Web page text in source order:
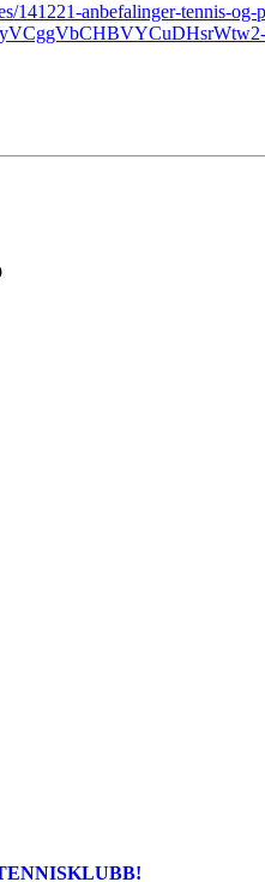
141221-anbefalinger-